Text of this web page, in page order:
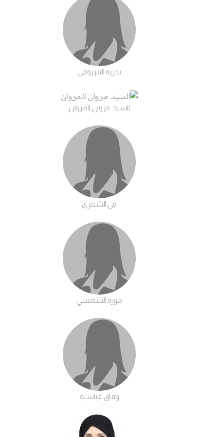
بدريه المرزوقي
السيد. مروان المروان
مي الشمري
موزة الشامسي
وفاق عباسية